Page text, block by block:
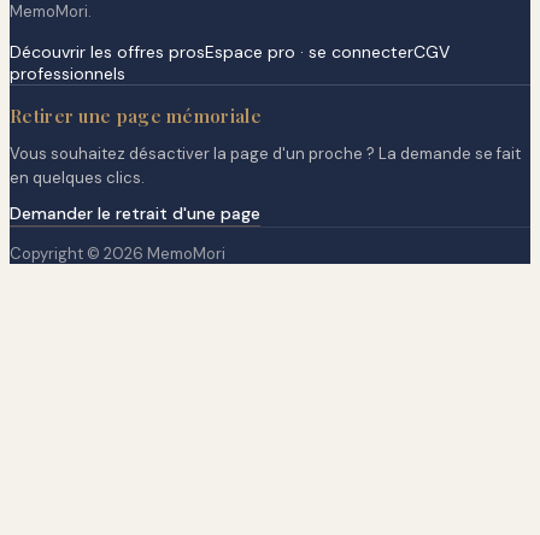
MemoMori.
Découvrir les offres prosEspace pro · se connecterCGV
professionnels
Retirer une page mémoriale
Vous souhaitez désactiver la page d'un proche ? La demande se fait
en quelques clics.
Demander le retrait d'une page
Copyright © 2026 MemoMori